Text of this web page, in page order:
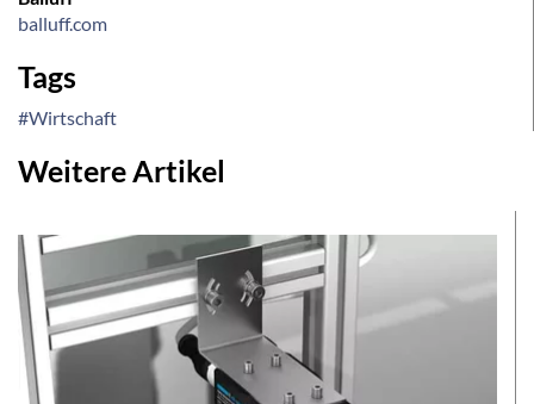
balluff.com
Tags
#Wirtschaft
Weitere Artikel